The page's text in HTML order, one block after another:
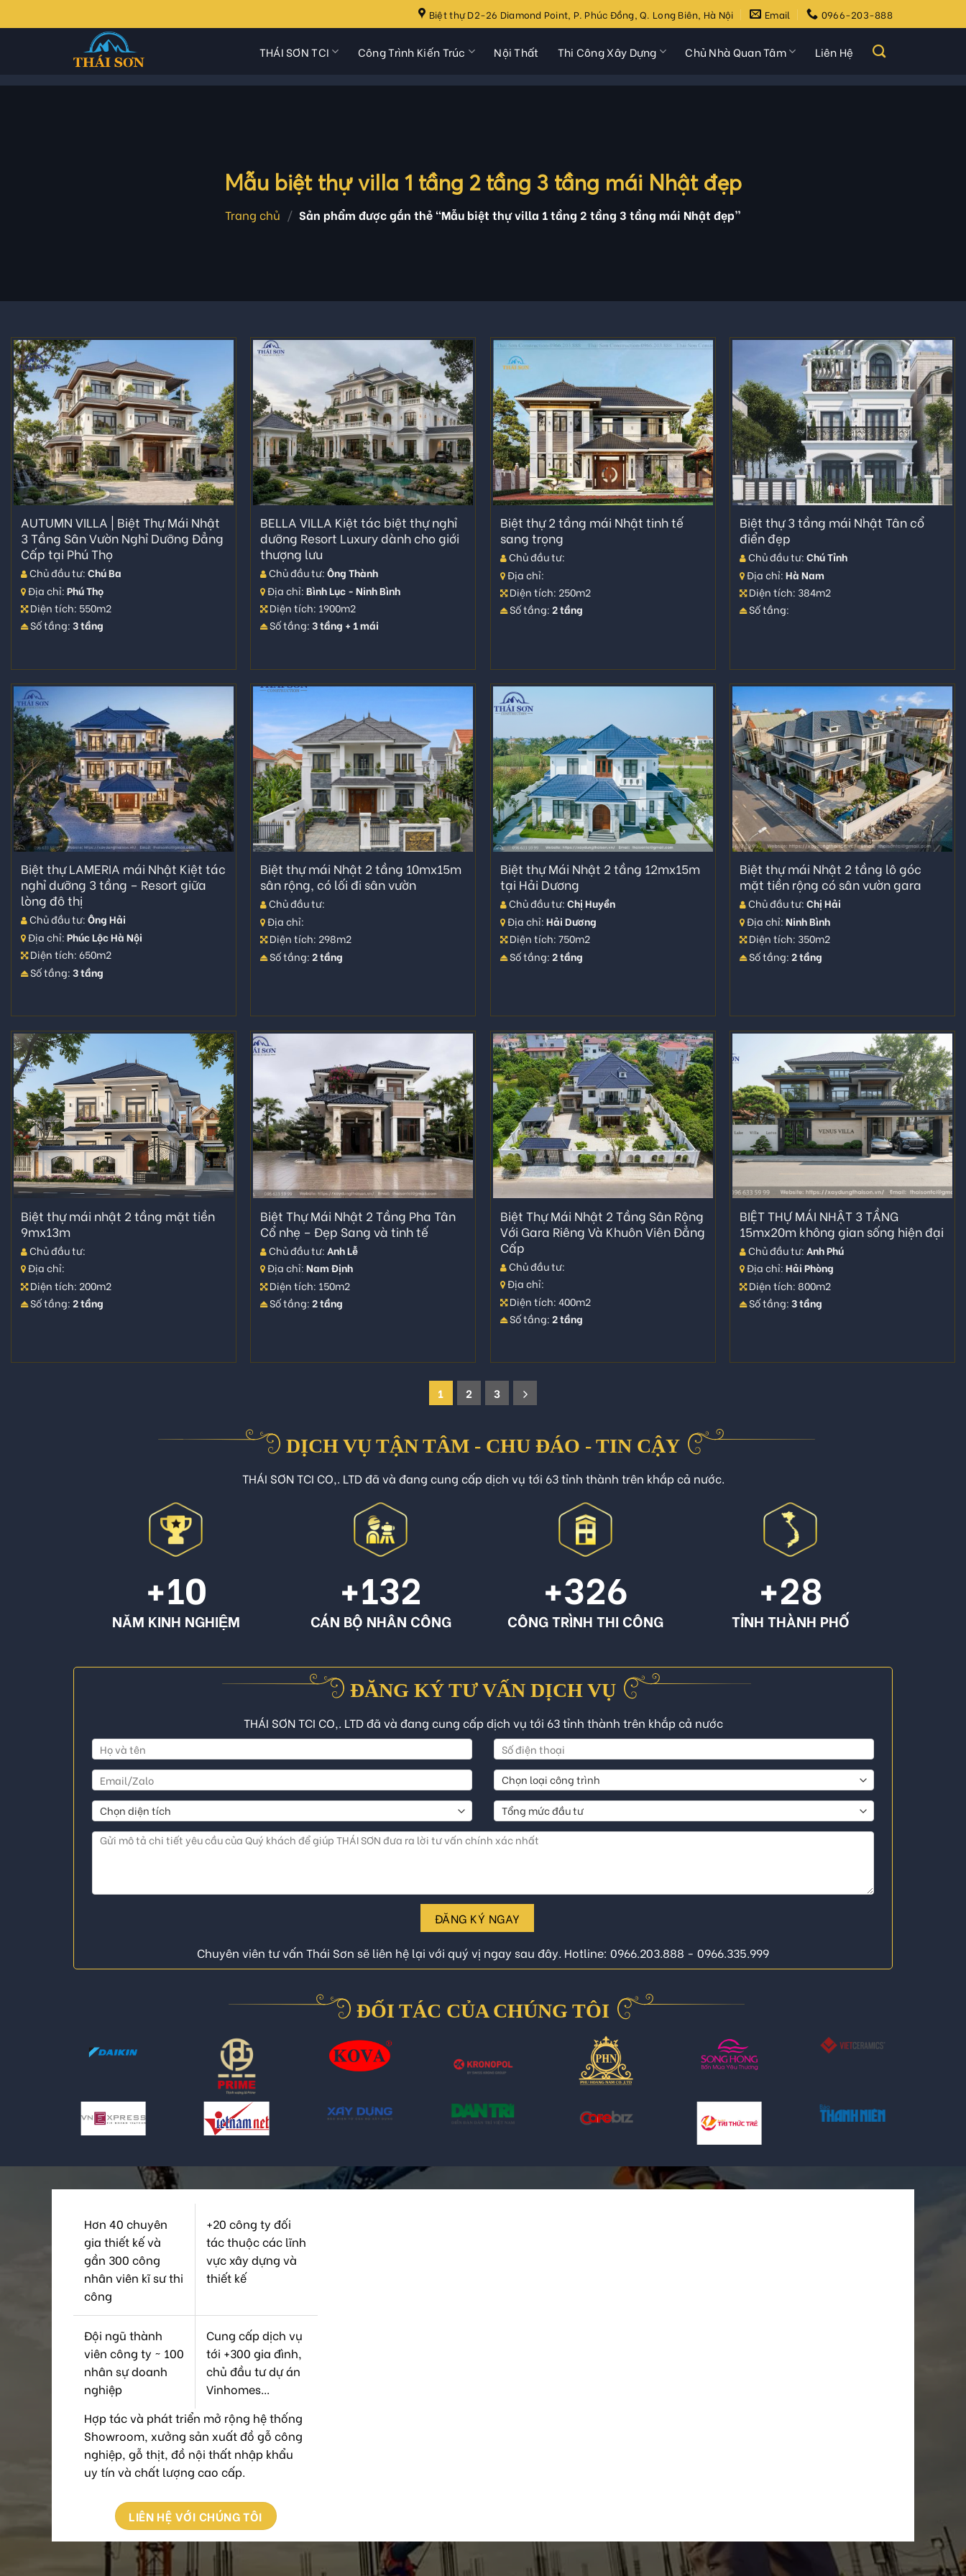
to
Biệt thự D2-26 Diamond Point, P. Phúc Đồng, Q. Long Biên, Hà Nội Email 0966-203-888
THÁI SƠN TCI Công Trình Kiến Trúc Nội Thất Thi Công Xây Dựng Chủ Nhà Quan Tâm Liên Hệ
Mẫu biệt thự villa 1 tầng 2 tầng 3 tầng mái Nhật đẹp
Trang chủ / Sản phẩm được gắn thẻ “Mẫu biệt thự villa 1 tầng 2 tầng 3 tầng mái Nhật đẹp”
AUTUMN VILLA | Biệt Thự Mái Nhật
3 Tầng Sân Vườn Nghỉ Dưỡng Đẳng
Cấp tại Phú Thọ
Chủ đầu tư:Chú Ba
Địa chỉ:Phú Thọ
Diện tích: 550m2
Số tầng:3 tầng
BELLA VILLA Kiệt tác biệt thự nghỉ
dưỡng Resort Luxury dành cho giới
thượng lưu
Chủ đầu tư:Ông Thành
Địa chỉ:Bình Lục - Ninh Bình
Diện tích: 1900m2
Số tầng:3 tầng + 1 mái
Biệt thự 2 tầng mái Nhật tinh tế
sang trọng
Chủ đầu tư:
Địa chỉ:
Diện tích: 250m2
Số tầng:2 tầng
Biệt thự 3 tầng mái Nhật Tân cổ
điển đẹp
Chủ đầu tư:Chú Tỉnh
Địa chỉ:Hà Nam
Diện tích: 384m2
Số tầng:
Biệt thự LAMERIA mái Nhật Kiệt tác
nghỉ dưỡng 3 tầng – Resort giữa
lòng đô thị
Chủ đầu tư:Ông Hải
Địa chỉ:Phúc Lộc Hà Nội
Diện tích: 650m2
Số tầng:3 tầng
Biệt thự mái Nhật 2 tầng 10mx15m
sân rộng, có lối đi sân vườn
Chủ đầu tư:
Địa chỉ:
Diện tích: 298m2
Số tầng:2 tầng
Biệt thự Mái Nhật 2 tầng 12mx15m
tại Hải Dương
Chủ đầu tư:Chị Huyền
Địa chỉ:Hải Dương
Diện tích: 750m2
Số tầng:2 tầng
Biệt thự mái Nhật 2 tầng lô góc
mặt tiền rộng có sân vườn gara
Chủ đầu tư:Chị Hải
Địa chỉ:Ninh Bình
Diện tích: 350m2
Số tầng:2 tầng
Biệt thự mái nhật 2 tầng mặt tiền
9mx13m
Chủ đầu tư:
Địa chỉ:
Diện tích: 200m2
Số tầng:2 tầng
Biệt Thự Mái Nhật 2 Tầng Pha Tân
Cổ nhẹ – Đẹp Sang và tinh tế
Chủ đầu tư:Anh Lễ
Địa chỉ:Nam Định
Diện tích: 150m2
Số tầng:2 tầng
Biệt Thự Mái Nhật 2 Tầng Sân Rộng
Với Gara Riêng Và Khuôn Viên Đẳng
Cấp
Chủ đầu tư:
Địa chỉ:
Diện tích: 400m2
Số tầng:2 tầng
BIỆT THỰ MÁI NHẬT 3 TẦNG
15mx20m không gian sống hiện đại
Chủ đầu tư:Anh Phú
Địa chỉ:Hải Phòng
Diện tích: 800m2
Số tầng:3 tầng
1 2 3
DỊCH VỤ TẬN TÂM - CHU ĐÁO - TIN CẬY
THÁI SƠN TCI CO,. LTD đã và đang cung cấp dịch vụ tới 63 tỉnh thành trên khắp cả nước.
+10
NĂM KINH NGHIỆM
+132
CÁN BỘ NHÂN CÔNG
+326
CÔNG TRÌNH THI CÔNG
+28
TỈNH THÀNH PHỐ
ĐĂNG KÝ TƯ VẤN DỊCH VỤ
THÁI SƠN TCI CO,. LTD đã và đang cung cấp dịch vụ tới 63 tỉnh thành trên khắp cả nước
ĐĂNG KÝ NGAY
Chuyên viên tư vấn Thái Sơn sẽ liên hệ lại với quý vị ngay sau đây. Hotline: 0966.203.888 - 0966.335.999
ĐỐI TÁC CỦA CHÚNG TÔI
Hơn 40 chuyên
gia thiết kế và
gần 300 công
nhân viên kĩ sư thi
công
+20 công ty đối
tác thuộc các lĩnh
vực xây dựng và
thiết kế
Đội ngũ thành
viên công ty ~ 100
nhân sự doanh
nghiệp
Cung cấp dịch vụ
tới +300 gia đình,
chủ đầu tư dự án
Vinhomes...
Hợp tác và phát triển mở rộng hệ thống
Showroom, xưởng sản xuất đồ gỗ công
nghiệp, gỗ thịt, đồ nội thất nhập khẩu
uy tín và chất lượng cao cấp.
LIÊN HỆ VỚI CHÚNG TÔI